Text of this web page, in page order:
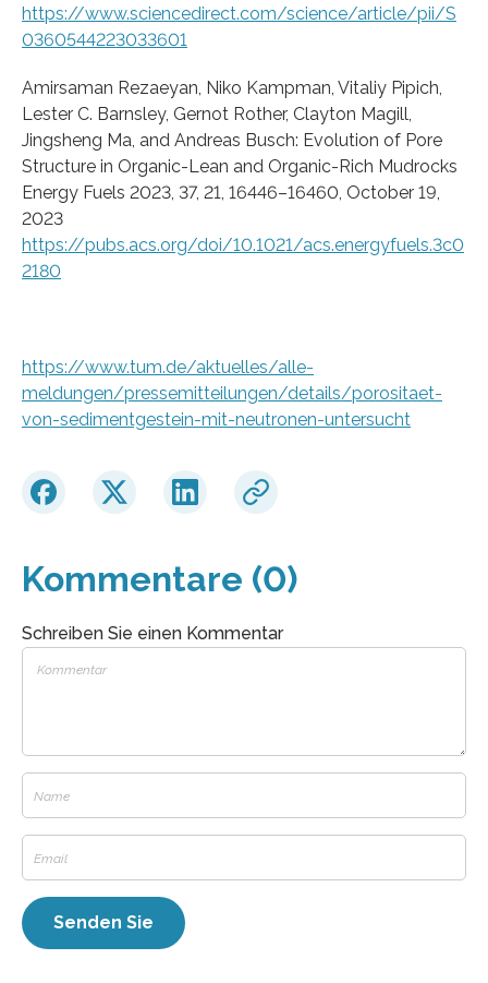
https://www.sciencedirect.com/science/article/pii/S
0360544223033601
Amirsaman Rezaeyan, Niko Kampman, Vitaliy Pipich,
Lester C. Barnsley, Gernot Rother, Clayton Magill,
Jingsheng Ma, and Andreas Busch: Evolution of Pore
Structure in Organic-Lean and Organic-Rich Mudrocks
Energy Fuels 2023, 37, 21, 16446–16460, October 19,
2023
https://pubs.acs.org/doi/10.1021/acs.energyfuels.3c0
2180
https://www.tum.de/aktuelles/alle-
meldungen/pressemitteilungen/details/porositaet-
von-sedimentgestein-mit-neutronen-untersucht
Kommentare (0)
Schreiben Sie einen Kommentar